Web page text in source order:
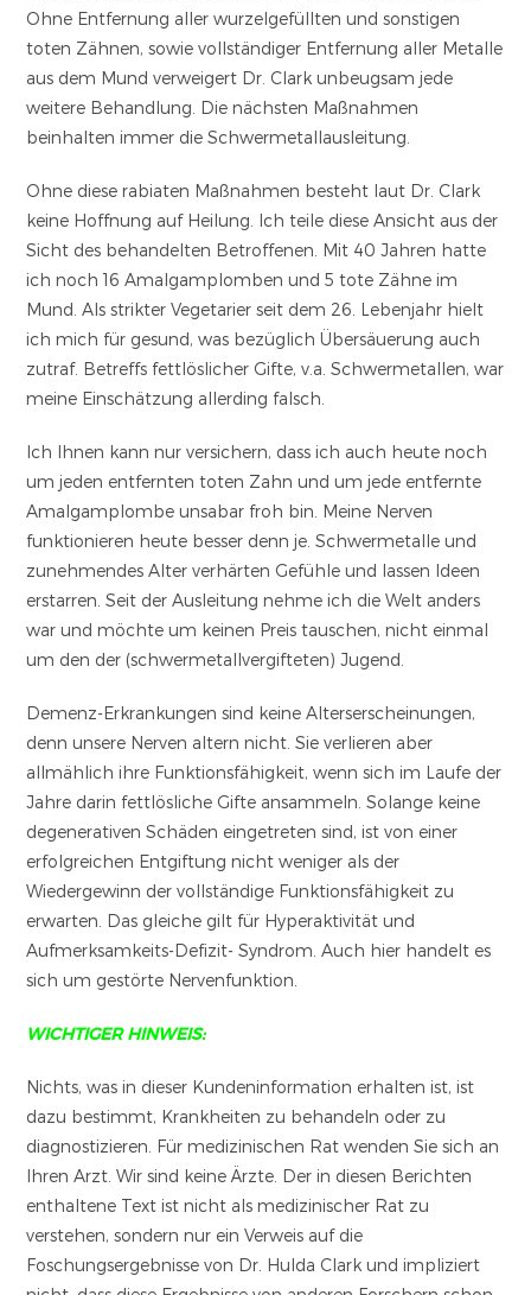
Ohne Entfernung aller wurzelgefüllten und sonstigen
toten Zähnen, sowie vollständiger Entfernung aller Metalle
aus dem Mund verweigert Dr. Clark unbeugsam jede
weitere Behandlung. Die nächsten Maßnahmen
beinhalten immer die Schwermetallausleitung.
Ohne diese rabiaten Maßnahmen besteht laut Dr. Clark
keine Hoffnung auf Heilung. Ich teile diese Ansicht aus der
Sicht des behandelten Betroffenen. Mit 40 Jahren hatte
ich noch 16 Amalgamplomben und 5 tote Zähne im
Mund. Als strikter Vegetarier seit dem 26. Lebenjahr hielt
ich mich für gesund, was bezüglich Übersäuerung auch
zutraf. Betreffs fettlöslicher Gifte, v.a. Schwermetallen, war
meine Einschätzung allerding falsch.
Ich Ihnen kann nur versichern, dass ich auch heute noch
um jeden entfernten toten Zahn und um jede entfernte
Amalgamplombe unsabar froh bin. Meine Nerven
funktionieren heute besser denn je. Schwermetalle und
zunehmendes Alter verhärten Gefühle und lassen Ideen
erstarren. Seit der Ausleitung nehme ich die Welt anders
war und möchte um keinen Preis tauschen, nicht einmal
um den der (schwermetallvergifteten) Jugend.
Demenz-Erkrankungen sind keine Alterserscheinungen,
denn unsere Nerven altern nicht. Sie verlieren aber
allmählich ihre Funktionsfähigkeit, wenn sich im Laufe der
Jahre darin fettlösliche Gifte ansammeln. Solange keine
degenerativen Schäden eingetreten sind, ist von einer
erfolgreichen Entgiftung nicht weniger als der
Wiedergewinn der vollständige Funktionsfähigkeit zu
erwarten. Das gleiche gilt für Hyperaktivität und
Aufmerksamkeits-Defizit- Syndrom. Auch hier handelt es
sich um gestörte Nervenfunktion.
WICHTIGER HINWEIS:
Nichts, was in dieser Kundeninformation erhalten ist, ist
dazu bestimmt, Krankheiten zu behandeln oder zu
diagnostizieren. Für medizinischen Rat wenden Sie sich an
Ihren Arzt. Wir sind keine Ärzte. Der in diesen Berichten
enthaltene Text ist nicht als medizinischer Rat zu
verstehen, sondern nur ein Verweis auf die
Foschungsergebnisse von Dr. Hulda Clark und impliziert